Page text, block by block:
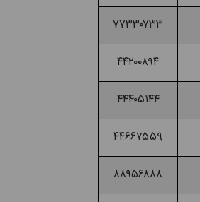
۷۷۳۳۰۷۳۳
۴۴۲۰۰۸۹۴
۴۴۴۰۵۱۴۴
۴۴۶۶۷۵۵۹
۸۸۹۵۶۸۸۸